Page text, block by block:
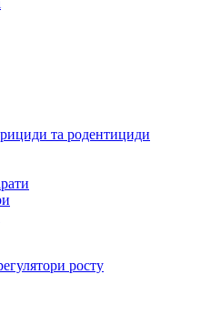
та родентициди
росту